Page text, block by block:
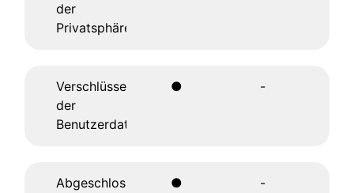
der
Privatsphäre
Verschlüsselung
der
Benutzerdaten
● -
Abgeschlossenes
● -